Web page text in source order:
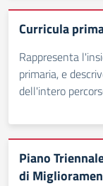
Curricula
Rappresenta
primaria, e
dell'intero
Piano
di